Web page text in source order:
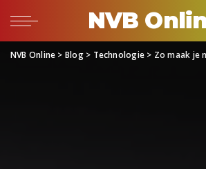
NVB
NVB Online > Blog> Technologie > Zo maak je met